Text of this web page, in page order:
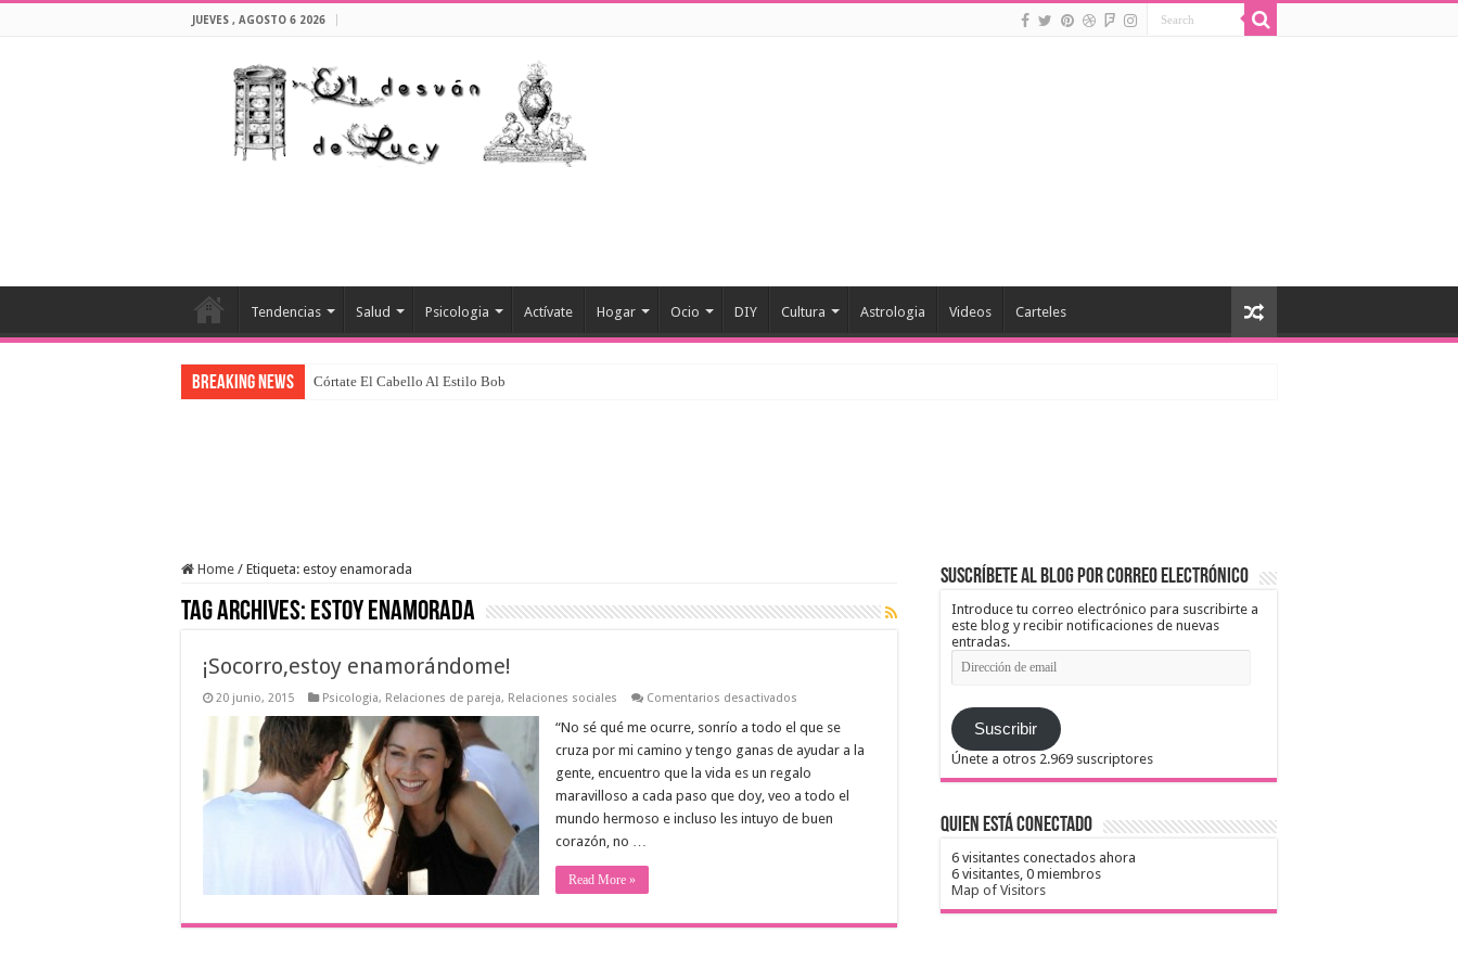
JUEVES , AGOSTO 6 2026
Tendencias Salud Psicologia Actívate Hogar Ocio DIY Cultura Astrologia Videos Carteles
Breaking News Córtate El Cabello Al Estilo Bob
Home / Etiqueta: estoy enamorada
Tag Archives: estoy enamorada
¡Socorro,estoy enamorándome!
20 junio, 2015 Psicologia, Relaciones de pareja, Relaciones sociales Comentarios desactivados
enamorándome!
“No sé qué me ocurre, sonrío a todo el que se
cruza por mi camino y tengo ganas de ayudar a la
gente, encuentro que la vida es un regalo
maravilloso a cada paso que doy, veo a todo el
mundo hermoso e incluso les intuyo de buen
corazón, no …
Read More »
Suscríbete al blog por correo electrónico
Introduce tu correo electrónico para suscribirte a
este blog y recibir notificaciones de nuevas
entradas.
Dirección
de
Suscribir
Únete a otros 2.969 suscriptores
Quien está conectado
6 visitantes conectados ahora
6 visitantes, 0 miembros
Map of Visitors